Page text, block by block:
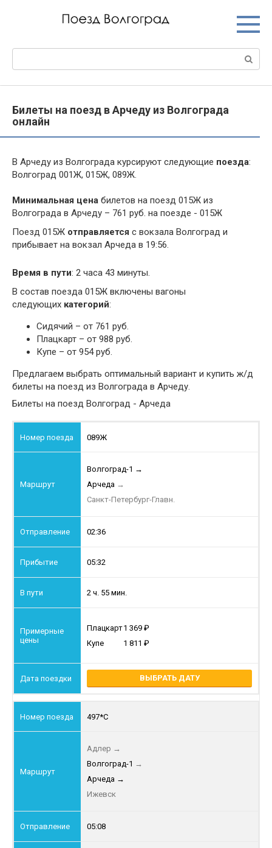
Билеты на поезд в Арчеду из Волгограда
онлайн
В Арчеду из Волгограда курсируют следующие поезда:
Волгоград 001Ж, 015Ж, 089Ж.
Минимальная цена билетов на поезд 015Ж из
Волгограда в Арчеду – 761 руб. на поезде - 015Ж
Поезд 015Ж отправляется с вокзала Волгоград и
прибывает на вокзал Арчеда в 19:56.
Время в пути: 2 часа 43 минуты.
В состав поезда 015Ж включены вагоны
следующих категорий:
Сидячий – от 761 руб.
Плацкарт – от 988 руб.
Купе – от 954 руб.
Предлагаем выбрать оптимальный вариант и купить ж/д
билеты на поезд из Волгограда в Арчеду.
Билеты на поезд Волгоград - Арчеда
089Ж
Волгоград-1 →
Арчеда →
Санкт-Петербург-Главн.
02:36
05:32
2 ч. 55 мин.
Плацкарт1 369
Купе
1 811
ВЫБРАТЬ ДАТУ
497*С
Адлер →
Волгоград-1 →
Арчеда →
Ижевск
05:08